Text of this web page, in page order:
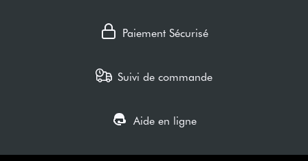
Paiement Sécurisé
Suivi de commande
Aide en ligne